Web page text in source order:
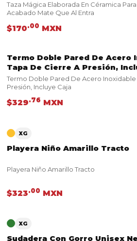
Taza Mágica Elaborada En Céramica
Acabado Mate Que Al Entra
$170.00 MXN
VER PRODUCTO
Termo Doble Pared De Acero
Tapa De Cierre A Presión,
Termo Doble Pared De Acero Inoxidable
Presión, Incluye Caja
$329.76 MXN
VER PRODUCTO
XG
Playera Niño Amarillo Tracto
Playera Niño Amarillo Tracto
$323.00 MXN
VER PRODUCTO
XG
Sudadera Con Gorro Unisex